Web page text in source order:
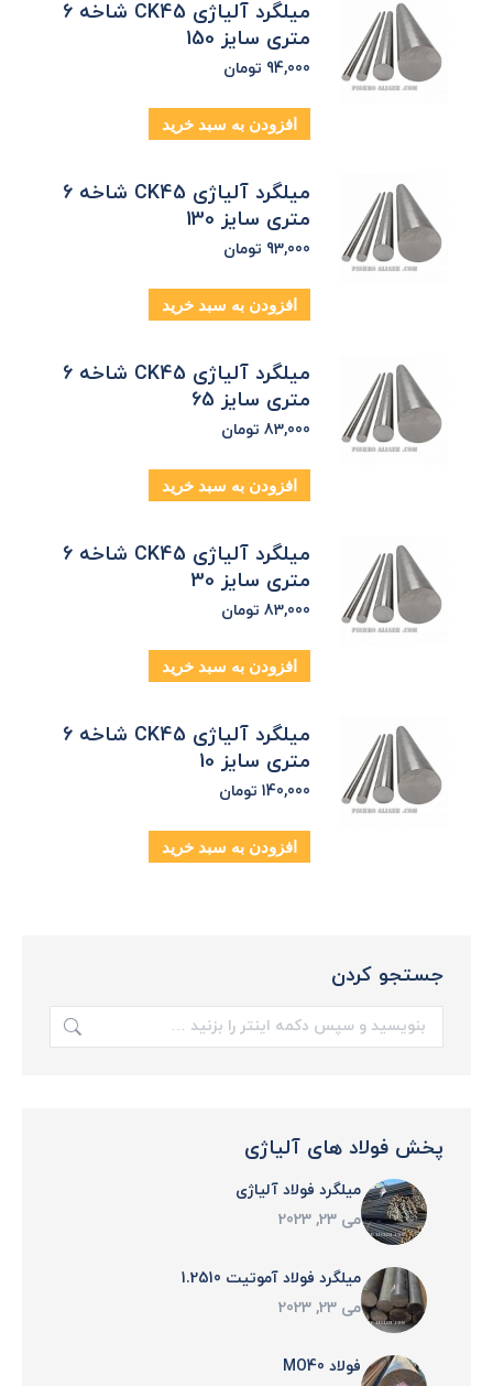
میلگرد آلیاژی CK45 شاخه 6
متری سایز 150
94,000 تومان
افزودن به سبد خرید
میلگرد آلیاژی CK45 شاخه 6
متری سایز 130
93,000 تومان
افزودن به سبد خرید
میلگرد آلیاژی CK45 شاخه 6
متری سایز 65
83,000 تومان
افزودن به سبد خرید
میلگرد آلیاژی CK45 شاخه 6
متری سایز 30
83,000 تومان
افزودن به سبد خرید
میلگرد آلیاژی CK45 شاخه 6
متری سایز 10
140,000 تومان
افزودن به سبد خرید
جستجو کردن
جستجو:
پخش فولاد های آلیاژی
میلگرد فولاد آلیاژی
می 23, 2023
میلگرد فولاد آموتیت 1.2510
می 23, 2023
فولاد MO40